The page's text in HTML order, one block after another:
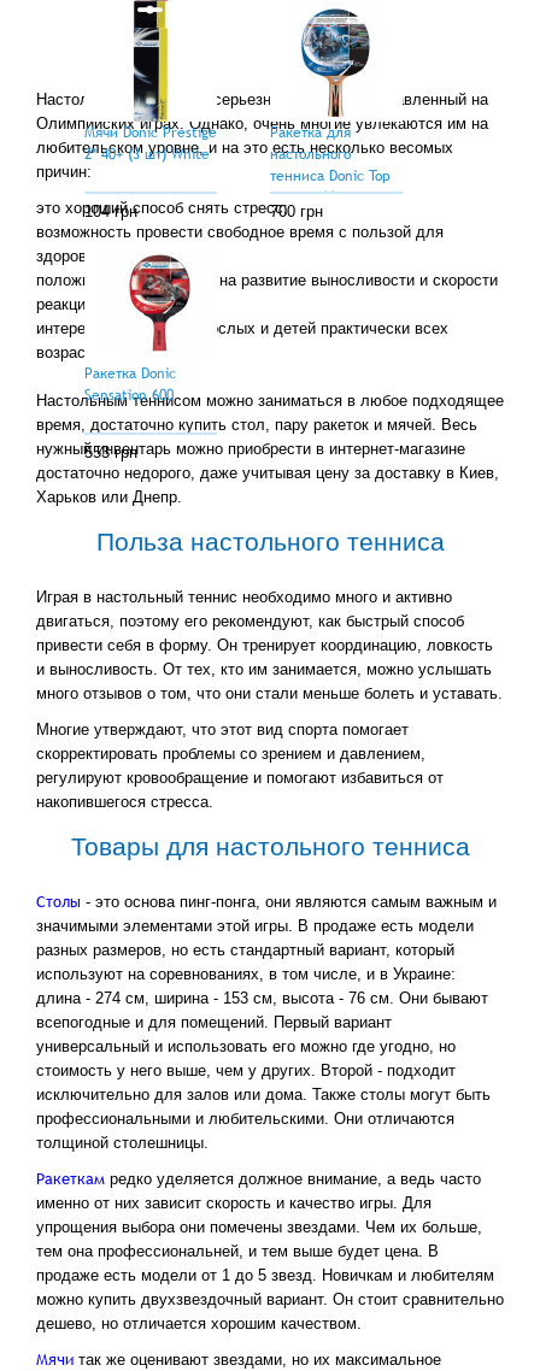
Мячи Donic
Advantgarde 3* 40+
(3 шт) White
126 грн
Мячи Donic Prestige
2* 40+ (3 шт) White
104 грн
Ракетка для
настольного
тенниса Donic Top
Teams 700
700 грн
Ракетка Donic
Sensation 600
553 грн
Настольный теннис это серьезный спорт, представленный на
Олимпийских играх. Однако, очень многие увлекаются им на
любительском уровне, и на это есть несколько весомых
причин:
это хороший способ снять стресс;
возможность провести свободное время с пользой для
здоровья;
положительное влияние на развитие выносливости и скорости
реакции;
интерес со стороны взрослых и детей практически всех
возрастов.
Настольным теннисом можно заниматься в любое подходящее
время, достаточно купить стол, пару ракеток и мячей. Весь
нужный инвентарь можно приобрести в интернет-магазине
достаточно недорого, даже учитывая цену за доставку в Киев,
Харьков или Днепр.
Польза настольного тенниса
Играя в настольный теннис необходимо много и активно
двигаться, поэтому его рекомендуют, как быстрый способ
привести себя в форму. Он тренирует координацию, ловкость
и выносливость. От тех, кто им занимается, можно услышать
много отзывов о том, что они стали меньше болеть и уставать.
Многие утверждают, что этот вид спорта помогает
скорректировать проблемы со зрением и давлением,
регулируют кровообращение и помогают избавиться от
накопившегося стресса.
Товары для настольного тенниса
Столы - это основа пинг-понга, они являются самым важным и
значимыми элементами этой игры. В продаже есть модели
разных размеров, но есть стандартный вариант, который
используют на соревнованиях, в том числе, и в Украине:
длина - 274 см, ширина - 153 см, высота - 76 см. Они бывают
всепогодные и для помещений. Первый вариант
универсальный и использовать его можно где угодно, но
стоимость у него выше, чем у других. Второй - подходит
исключительно для залов или дома. Также столы могут быть
профессиональными и любительскими. Они отличаются
толщиной столешницы.
Ракеткам редко уделяется должное внимание, а ведь часто
именно от них зависит скорость и качество игры. Для
упрощения выбора они помечены звездами. Чем их больше,
тем она профессиональней, и тем выше будет цена. В
продаже есть модели от 1 до 5 звезд. Новичкам и любителям
можно купить двухзвездочный вариант. Он стоит сравнительно
дешево, но отличается хорошим качеством.
Мячи так же оценивают звездами, но их максимальное